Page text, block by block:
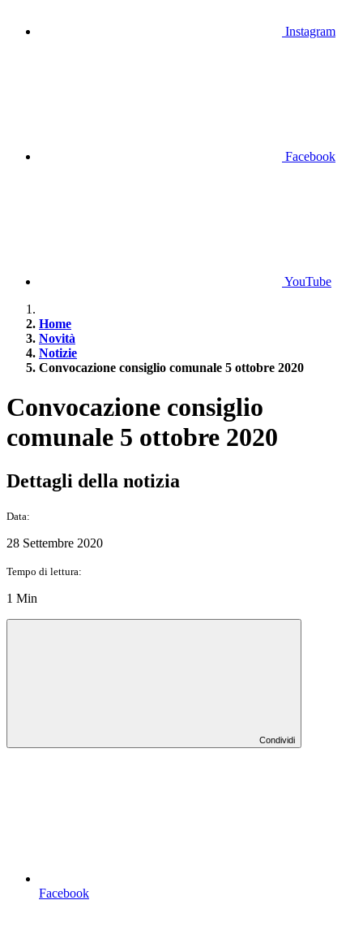
Instagram
Facebook
YouTube
Home
Novità
Notizie
Convocazione consiglio comunale 5 ottobre 2020
Convocazione consiglio
comunale 5 ottobre 2020
Dettagli della notizia
Data:
28 Settembre 2020
Tempo di lettura:
1 Min
Condividi
Facebook